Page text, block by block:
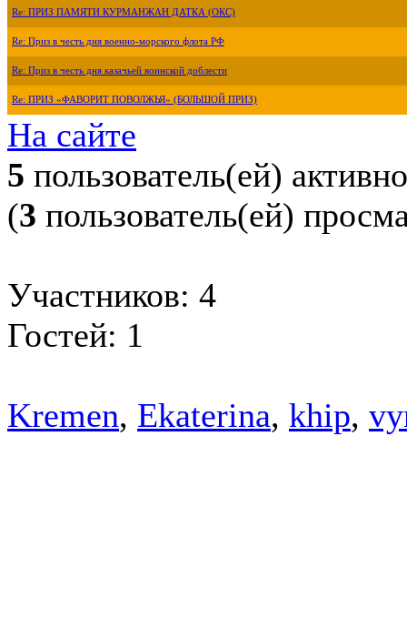
Re: ПРИЗ ПАМЯТИ КУРМАНЖАН ДАТКА (ОКС)
Re: Приз в честь дня военно-морского флота РФ
Re: Приз в честь дня казачьей воинской доблести
Re: ПРИЗ «ФАВОРИТ ПОВОЛЖЬЯ» (БОЛЬШОЙ ПРИЗ)
На сайте
5 пользователь(ей) активно
(3 пользователь(ей)
Участников: 4
Гостей: 1
Kremen, Ekaterina, khip,